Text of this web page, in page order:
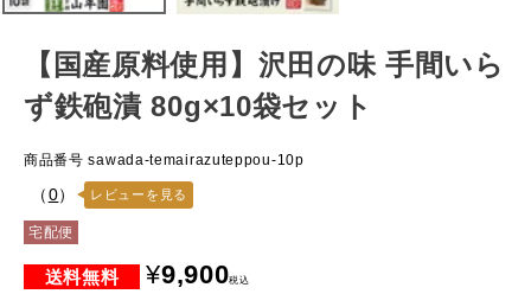
【国産原料使用】沢田の味 手間いら
ず鉄砲漬 80g×10袋セット
商品番号 sawada-temairazuteppou-10p
（0） レビューを見る
宅配便
¥9,900税込